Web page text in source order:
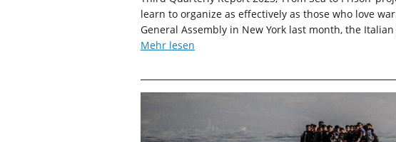
learn to organize as effectively as those who love
General Assembly in New York last month, the
Mehr lesen